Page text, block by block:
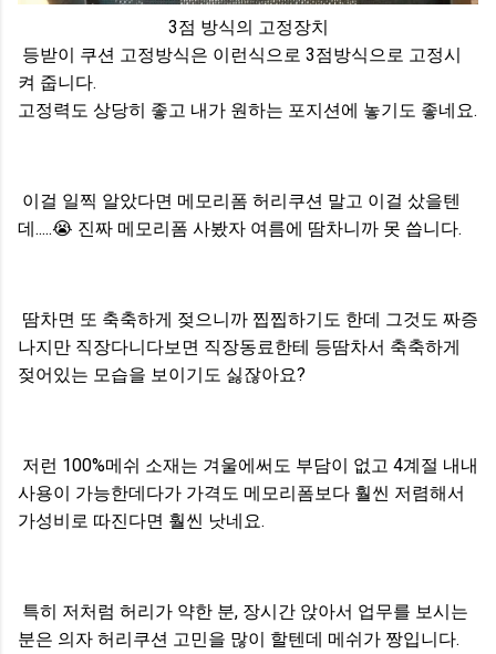
3점 방식의 고정장치
등받이 쿠션 고정방식은 이런식으로 3점방식으로 고정시
켜 줍니다.
고정력도 상당히 좋고 내가 원하는 포지션에 놓기도 좋네요.
이걸 일찍 알았다면 메모리폼 허리쿠션 말고 이걸 샀을텐
데.....😭 진짜 메모리폼 사봤자 여름에 땀차니까 못 씁니다.
땀차면 또 축축하게 젖으니까 찝찝하기도 한데 그것도 짜증
나지만 직장다니다보면 직장동료한테 등땀차서 축축하게
젖어있는 모습을 보이기도 싫잖아요?
저런 100%메쉬 소재는 겨울에써도 부담이 없고 4계절 내내
사용이 가능한데다가 가격도 메모리폼보다 훨씬 저렴해서
가성비로 따진다면 훨씬 낫네요.
특히 저처럼 허리가 약한 분, 장시간 앉아서 업무를 보시는
분은 의자 허리쿠션 고민을 많이 할텐데 메쉬가 짱입니다.